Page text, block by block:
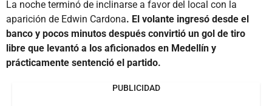
La noche terminó de inclinarse a favor del local con la
aparición de Edwin Cardona. El volante ingresó desde el
banco y pocos minutos después convirtió un gol de tiro
libre que levantó a los aficionados en Medellín y
prácticamente sentenció el partido.
PUBLICIDAD